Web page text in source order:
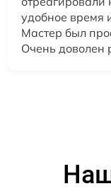
удобное время
Мастер был
Очень доволен